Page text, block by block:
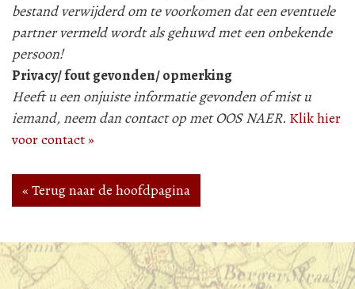
bestand verwijderd om te voorkomen dat een eventuele
partner vermeld wordt als gehuwd met een onbekende
persoon!
Privacy/ fout gevonden/ opmerking
Heeft u een onjuiste informatie gevonden of mist u
iemand, neem dan contact op met OOS NAER. Klik hier
voor contact »
« Terug naar de hoofdpagina